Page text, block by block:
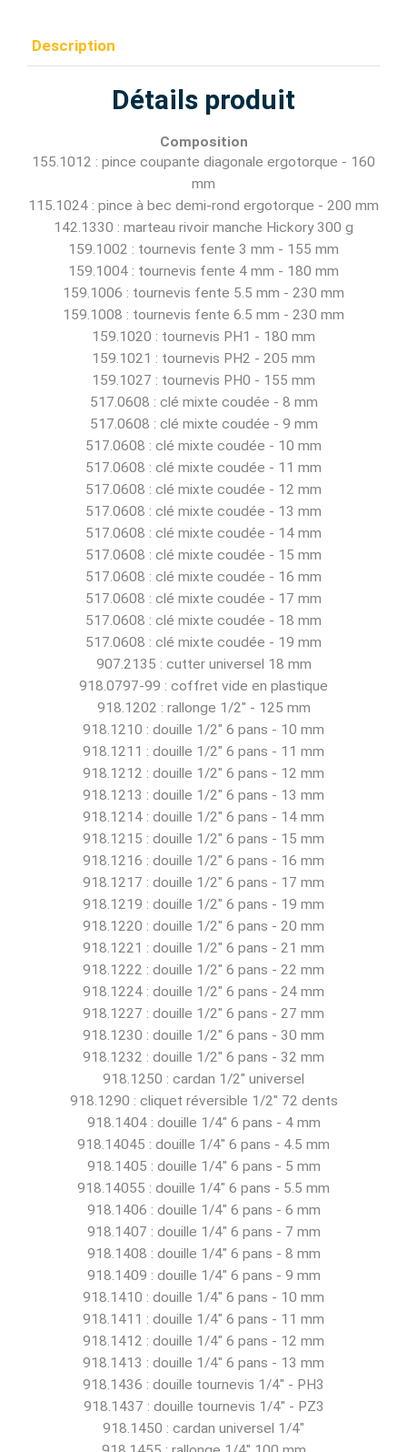
Description
Détails produit
Composition
155.1012 : pince coupante diagonale ergotorque - 160
mm
115.1024 : pince à bec demi-rond ergotorque - 200 mm
142.1330 : marteau rivoir manche Hickory 300 g
159.1002 : tournevis fente 3 mm - 155 mm
159.1004 : tournevis fente 4 mm - 180 mm
159.1006 : tournevis fente 5.5 mm - 230 mm
159.1008 : tournevis fente 6.5 mm - 230 mm
159.1020 : tournevis PH1 - 180 mm
159.1021 : tournevis PH2 - 205 mm
159.1027 : tournevis PH0 - 155 mm
517.0608 : clé mixte coudée - 8 mm
517.0608 : clé mixte coudée - 9 mm
517.0608 : clé mixte coudée - 10 mm
517.0608 : clé mixte coudée - 11 mm
517.0608 : clé mixte coudée - 12 mm
517.0608 : clé mixte coudée - 13 mm
517.0608 : clé mixte coudée - 14 mm
517.0608 : clé mixte coudée - 15 mm
517.0608 : clé mixte coudée - 16 mm
517.0608 : clé mixte coudée - 17 mm
517.0608 : clé mixte coudée - 18 mm
517.0608 : clé mixte coudée - 19 mm
907.2135 : cutter universel 18 mm
918.0797-99 : coffret vide en plastique
918.1202 : rallonge 1/2" - 125 mm
918.1210 : douille 1/2" 6 pans - 10 mm
918.1211 : douille 1/2" 6 pans - 11 mm
918.1212 : douille 1/2" 6 pans - 12 mm
918.1213 : douille 1/2" 6 pans - 13 mm
918.1214 : douille 1/2" 6 pans - 14 mm
918.1215 : douille 1/2" 6 pans - 15 mm
918.1216 : douille 1/2" 6 pans - 16 mm
918.1217 : douille 1/2" 6 pans - 17 mm
918.1219 : douille 1/2" 6 pans - 19 mm
918.1220 : douille 1/2" 6 pans - 20 mm
918.1221 : douille 1/2" 6 pans - 21 mm
918.1222 : douille 1/2" 6 pans - 22 mm
918.1224 : douille 1/2" 6 pans - 24 mm
918.1227 : douille 1/2" 6 pans - 27 mm
918.1230 : douille 1/2" 6 pans - 30 mm
918.1232 : douille 1/2" 6 pans - 32 mm
918.1250 : cardan 1/2" universel
918.1290 : cliquet réversible 1/2" 72 dents
918.1404 : douille 1/4" 6 pans - 4 mm
918.14045 : douille 1/4" 6 pans - 4.5 mm
918.1405 : douille 1/4" 6 pans - 5 mm
918.14055 : douille 1/4" 6 pans - 5.5 mm
918.1406 : douille 1/4" 6 pans - 6 mm
918.1407 : douille 1/4" 6 pans - 7 mm
918.1408 : douille 1/4" 6 pans - 8 mm
918.1409 : douille 1/4" 6 pans - 9 mm
918.1410 : douille 1/4" 6 pans - 10 mm
918.1411 : douille 1/4" 6 pans - 11 mm
918.1412 : douille 1/4" 6 pans - 12 mm
918.1413 : douille 1/4" 6 pans - 13 mm
918.1436 : douille tournevis 1/4" - PH3
918.1437 : douille tournevis 1/4" - PZ3
918.1450 : cardan universel 1/4"